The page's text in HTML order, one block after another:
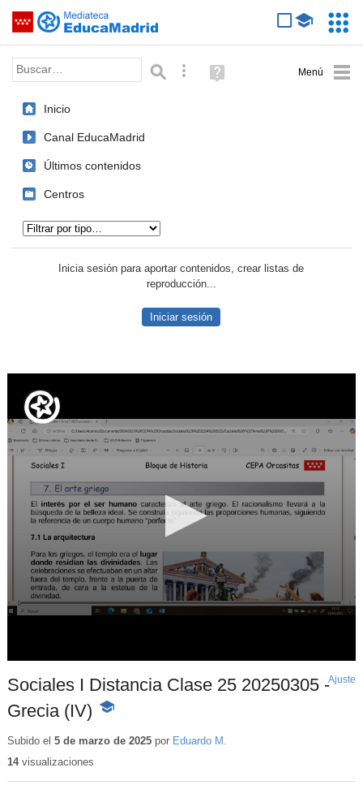
Saltar navegación
Palabra o frase: Búsqueda avanzada
Ayuda
(en
Inicio
Canal EducaMadrid
Últimos contenidos
Centros
Inicia sesión para aportar contenidos, crear listas de
reproducción...
Iniciar sesión
Sociales I Distancia Clase 25 20250305 -
Grecia (IV)
-
educativo
Ajuste
Subido el 5 de marzo de 2025por Eduardo M.
14visualizaciones